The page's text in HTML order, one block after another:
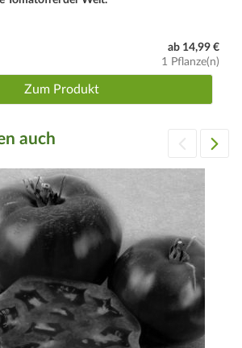
ab 14,99 €
1 Pflanze(n)
Zum Produkt
auch